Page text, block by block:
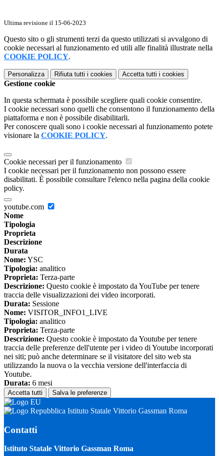
Ultima revisione il 15-06-2023
Questo sito o gli strumenti terzi da questo utilizzati si avvalgono di
cookie necessari al funzionamento ed utili alle finalità illustrate nella
COOKIE POLICY.
Personalizza Rifiuta tutti i cookies Accetta tutti i cookies
Gestione cookie
In questa schermata è possibile scegliere quali cookie consentire.
I cookie necessari sono quelli che consentono il funzionamento della
piattaforma e non è possibile disabilitarli.
Per conoscere quali sono i cookie necessari al funzionamento potete
visionare la COOKIE POLICY.
Cookie necessari per il funzionamento
I cookie necessari per il funzionamento non possono essere
disabilitati. È possibile consultare l'elenco nella pagina della cookie
policy.
youtube.com
Nome
Tipologia
Proprieta
Descrizione
Durata
Nome: YSC
Tipologia: analitico
Proprieta: Terza-parte
Descrizione: Questo cookie è impostato da YouTube per tenere
traccia delle visualizzazioni dei video incorporati.
Durata: Sessione
Nome: VISITOR_INFO1_LIVE
Tipologia: analitico
Proprieta: Terza-parte
Descrizione: Questo cookie è impostato da Youtube per tenere
traccia delle preferenze dell'utente per i video di Youtube incorporati
nei siti; può anche determinare se il visitatore del sito web sta
utilizzando la nuova o la vecchia versione dell'interfaccia di
Youtube.
Durata: 6 mesi
Accetta tutti Salva le preferenze
Istituto Statale Vittorio Gassman Roma
Contatti
Istituto Statale Vittorio Gassman Roma